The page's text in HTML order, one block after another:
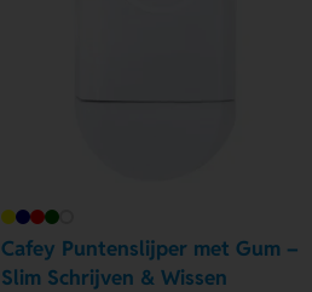
Cafey Puntenslijper met Gum –
Slim Schrijven & Wissen